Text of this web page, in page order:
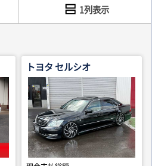
1列表示
トヨタ セルシオ